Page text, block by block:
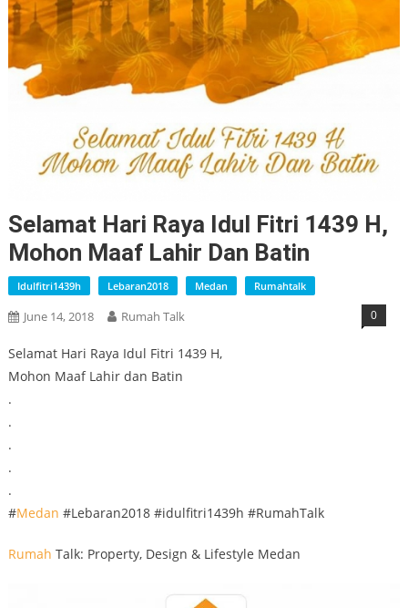
Selamat Hari Raya Idul Fitri 1439 H,
Mohon Maaf Lahir Dan Batin
Idulfitri1439h Lebaran2018 Medan Rumahtalk
June 14, 2018 Rumah Talk 0
Selamat Hari Raya Idul Fitri 1439 H,
Mohon Maaf Lahir dan Batin
.
.
.
.
.
#Medan #Lebaran2018 #idulfitri1439h #RumahTalk
Rumah Talk: Property, Design & Lifestyle Medan